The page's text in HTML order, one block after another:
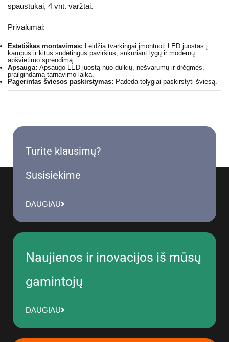
spaustukai, 4 vnt. varžtai.
Privalumai:
Estetiškas montavimas: Leidžia tvarkingai įmontuoti LED juostas į
kampus ir kitus sudėtingus paviršius, sukuriant lygų ir modernų
apšvietimo sprendimą.
Apsauga: Apsaugo LED juostą nuo dulkių, nešvarumų ir drėgmės,
prailgindama tarnavimo laiką.
Pagerintas šviesos paskirstymas: Padeda tolygiai paskirstyti šviesą.
Turite klausimų?
Susisiekime
DAUGIAU
Naujienos ir inovacijos iš mūsų
gamintojų
DAUGIAU